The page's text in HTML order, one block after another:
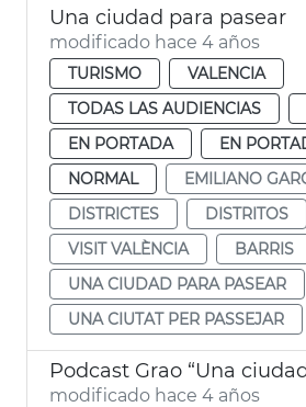
Una ciudad para pasear
modificado hace 4 años
TURISMO
VALENCIA
TODAS LAS AUDIENCIAS
EN PORTADA
EN
NORMAL
EMILIANO
DISTRICTES
DISTRITOS
VISIT VALÈNCIA
BARRIS
UNA CIUDAD PARA PASEAR
UNA CIUTAT PER PASSEJAR
Podcast Grao “Una
modificado hace 4 años